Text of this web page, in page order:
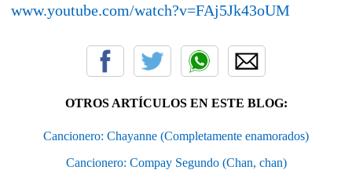
www.youtube.com/watch?v=FAj5Jk43oUM
OTROS ARTÍCULOS EN ESTE BLOG:
Cancionero: Chayanne (Completamente enamorados)
Cancionero: Compay Segundo (Chan, chan)